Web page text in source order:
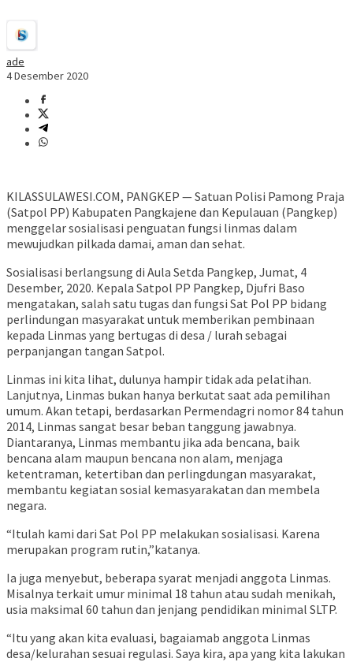
ade
4 Desember 2020
KILASSULAWESI.COM, PANGKEP — Satuan Polisi Pamong Praja
(Satpol PP) Kabupaten Pangkajene dan Kepulauan (Pangkep)
menggelar sosialisasi penguatan fungsi linmas dalam
mewujudkan pilkada damai, aman dan sehat.
Sosialisasi berlangsung di Aula Setda Pangkep, Jumat, 4
Desember, 2020. Kepala Satpol PP Pangkep, Djufri Baso
mengatakan, salah satu tugas dan fungsi Sat Pol PP bidang
perlindungan masyarakat untuk memberikan pembinaan
kepada Linmas yang bertugas di desa / lurah sebagai
perpanjangan tangan Satpol.
Linmas ini kita lihat, dulunya hampir tidak ada pelatihan.
Lanjutnya, Linmas bukan hanya berkutat saat ada pemilihan
umum. Akan tetapi, berdasarkan Permendagri nomor 84 tahun
2014, Linmas sangat besar beban tanggung jawabnya.
Diantaranya, Linmas membantu jika ada bencana, baik
bencana alam maupun bencana non alam, menjaga
ketentraman, ketertiban dan perlingdungan masyarakat,
membantu kegiatan sosial kemasyarakatan dan membela
negara.
“Itulah kami dari Sat Pol PP melakukan sosialisasi. Karena
merupakan program rutin,”katanya.
Ia juga menyebut, beberapa syarat menjadi anggota Linmas.
Misalnya terkait umur minimal 18 tahun atau sudah menikah,
usia maksimal 60 tahun dan jenjang pendidikan minimal SLTP.
“Itu yang akan kita evaluasi, bagaiamab anggota Linmas
desa/kelurahan sesuai regulasi. Saya kira, apa yang kita lakukan